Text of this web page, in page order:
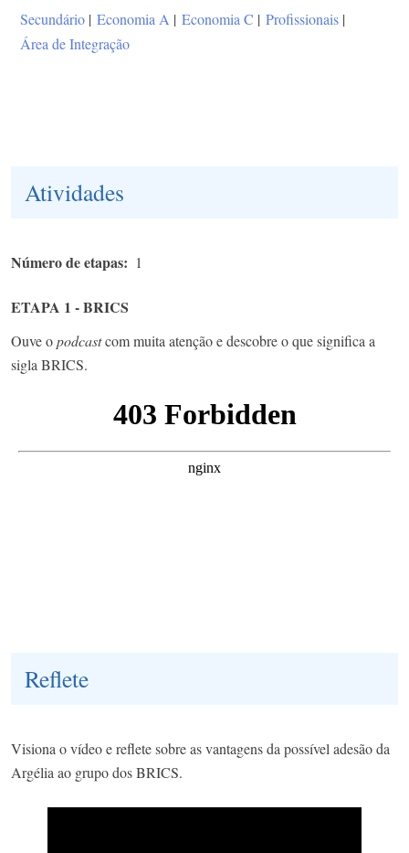
Secundário | Economia A | Economia C | Profissionais |
Área de Integração
Atividades
Número de etapas 1
ETAPA 1 - BRICS
Ouve opodcastcom muita atenção e descobre o que significa a
sigla BRICS.
Reflete
Visiona o vídeo e reflete sobre as vantagens da possível adesão da
Argélia ao grupo dos BRICS.